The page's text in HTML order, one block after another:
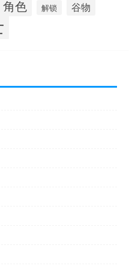
角色 解锁 谷物